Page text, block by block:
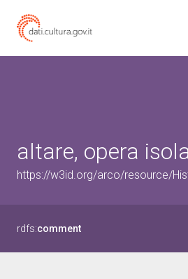
altare, opera
https://w3id.org/arco/resource/
rdfs:comment